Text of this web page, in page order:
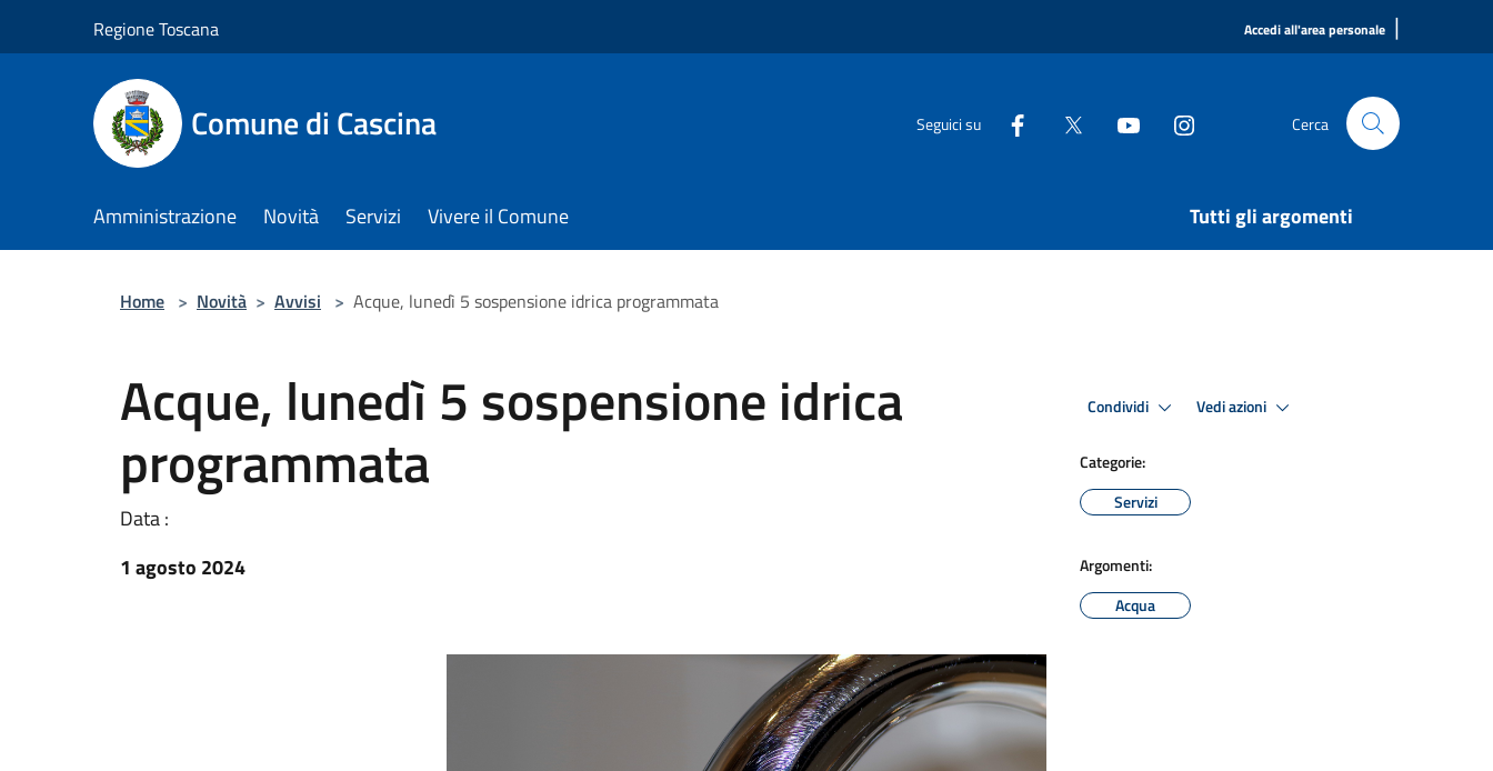
Regione Toscana Accedi all'area personale |
Comune di Cascina Seguici su Cerca
Amministrazione Novità Servizi Vivere il Comune Tutti gli argomenti
Home > Novità > Avvisi > Acque, lunedì 5 sospensione idrica programmata
Acque, lunedì 5 sospensione idrica
programmata
Data :
1 agosto 2024
Condividi Vedi azioni
Categorie:
Servizi
Argomenti:
Acqua